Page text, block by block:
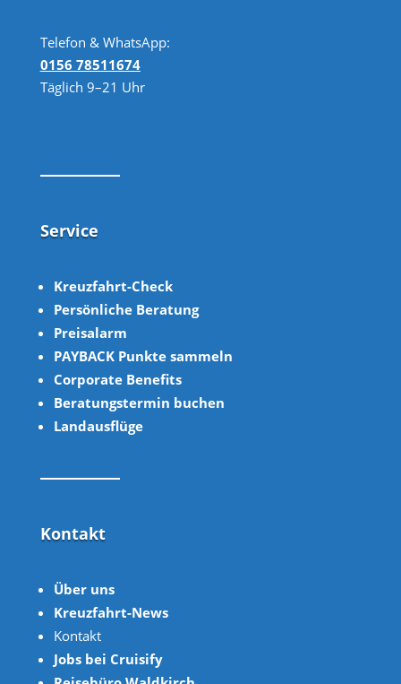
Telefon & WhatsApp:
0156 78511674
Täglich 9–21 Uhr
Service
Kreuzfahrt-Check
Persönliche Beratung
Preisalarm
PAYBACK Punkte sammeln
Corporate Benefits
Beratungstermin buchen
Landausflüge
Kontakt
Über uns
Kreuzfahrt-News
Kontakt
Jobs bei Cruisify